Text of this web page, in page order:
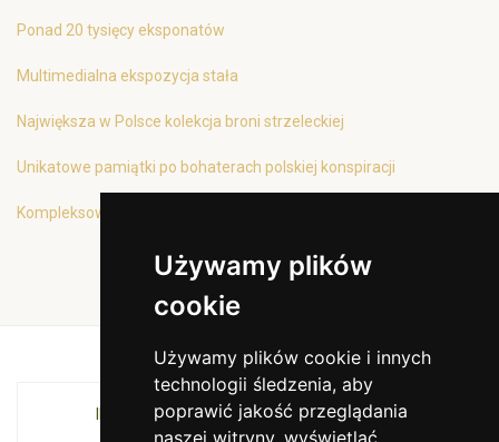
Używamy plików
cookie
Używamy plików cookie i innych
technologii śledzenia, aby
poprawić jakość przeglądania
naszej witryny, wyświetlać
Ponad 20 tysięcy eksponatów
Multimedialna ekspozycja stała
Największa w Polsce kolekcja broni strzeleckiej
Unikatowe pamiątki po bohaterach polskiej konspiracji
Kompleksowa oferta edukacyjna
INSTYTUCJA KULTURY MIASTA KRAKOWA I
WOJEWÓDZTWA MAŁOPOLSKIEGO